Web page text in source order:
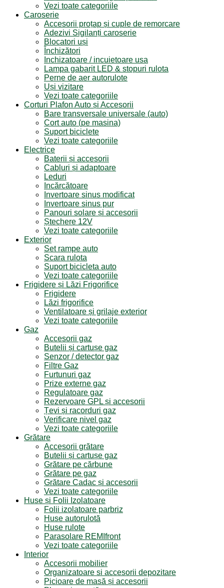
Vezi toate categoriile
Caroserie
Accesorii proțap și cuple de remorcare
Adezivi Sigilanți caroserie
Blocatori uși
Închizători
Inchizatoare / incuietoare usa
Lampa gabarit LED & stopuri rulota
Perne de aer autorulote
Uși vizitare
Vezi toate categoriile
Corturi Plafon Auto și Accesorii
Bare transversale universale (auto)
Cort auto (pe masina)
Suport biciclete
Vezi toate categoriile
Electrice
Baterii și accesorii
Cabluri și adaptoare
Leduri
Incărcătoare
Invertoare sinus modificat
Invertoare sinus pur
Panouri solare și accesorii
Ștechere 12V
Vezi toate categoriile
Exterior
Set rampe auto
Scara rulota
Suport bicicleta auto
Vezi toate categoriile
Frigidere și Lăzi Frigorifice
Frigidere
Lăzi frigorifice
Ventilatoare și grilaje exterior
Vezi toate categoriile
Gaz
Accesorii gaz
Butelii și cartușe gaz
Senzor / detector gaz
Filtre Gaz
Furtunuri gaz
Prize externe gaz
Regulatoare gaz
Rezervoare GPL și accesorii
Țevi și racorduri gaz
Verificare nivel gaz
Vezi toate categoriile
Grătare
Accesorii grătare
Butelii și cartușe gaz
Grătare pe cărbune
Grătare pe gaz
Grătare Cadac și accesorii
Vezi toate categoriile
Huse și Folii Izolatoare
Folii izolatoare parbriz
Huse autorulotă
Huse rulote
Parasolare REMIfront
Vezi toate categoriile
Interior
Accesorii mobilier
Organizatoare si accesorii depozitare
Picioare de masă și accesorii